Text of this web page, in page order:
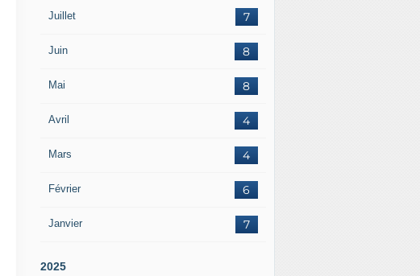
Juillet 7
Juin 8
Mai 8
Avril 4
Mars 4
Février 6
Janvier 7
2025